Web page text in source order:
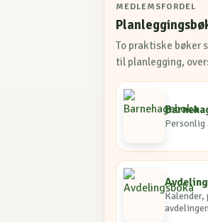
MEDLEMSFORDEL
To praktiske bøker
til planlegging,
Personlig